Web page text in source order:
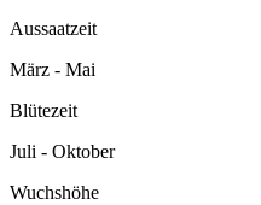
Aussaatzeit
März - Mai
Blütezeit
Juli - Oktober
Wuchshöhe